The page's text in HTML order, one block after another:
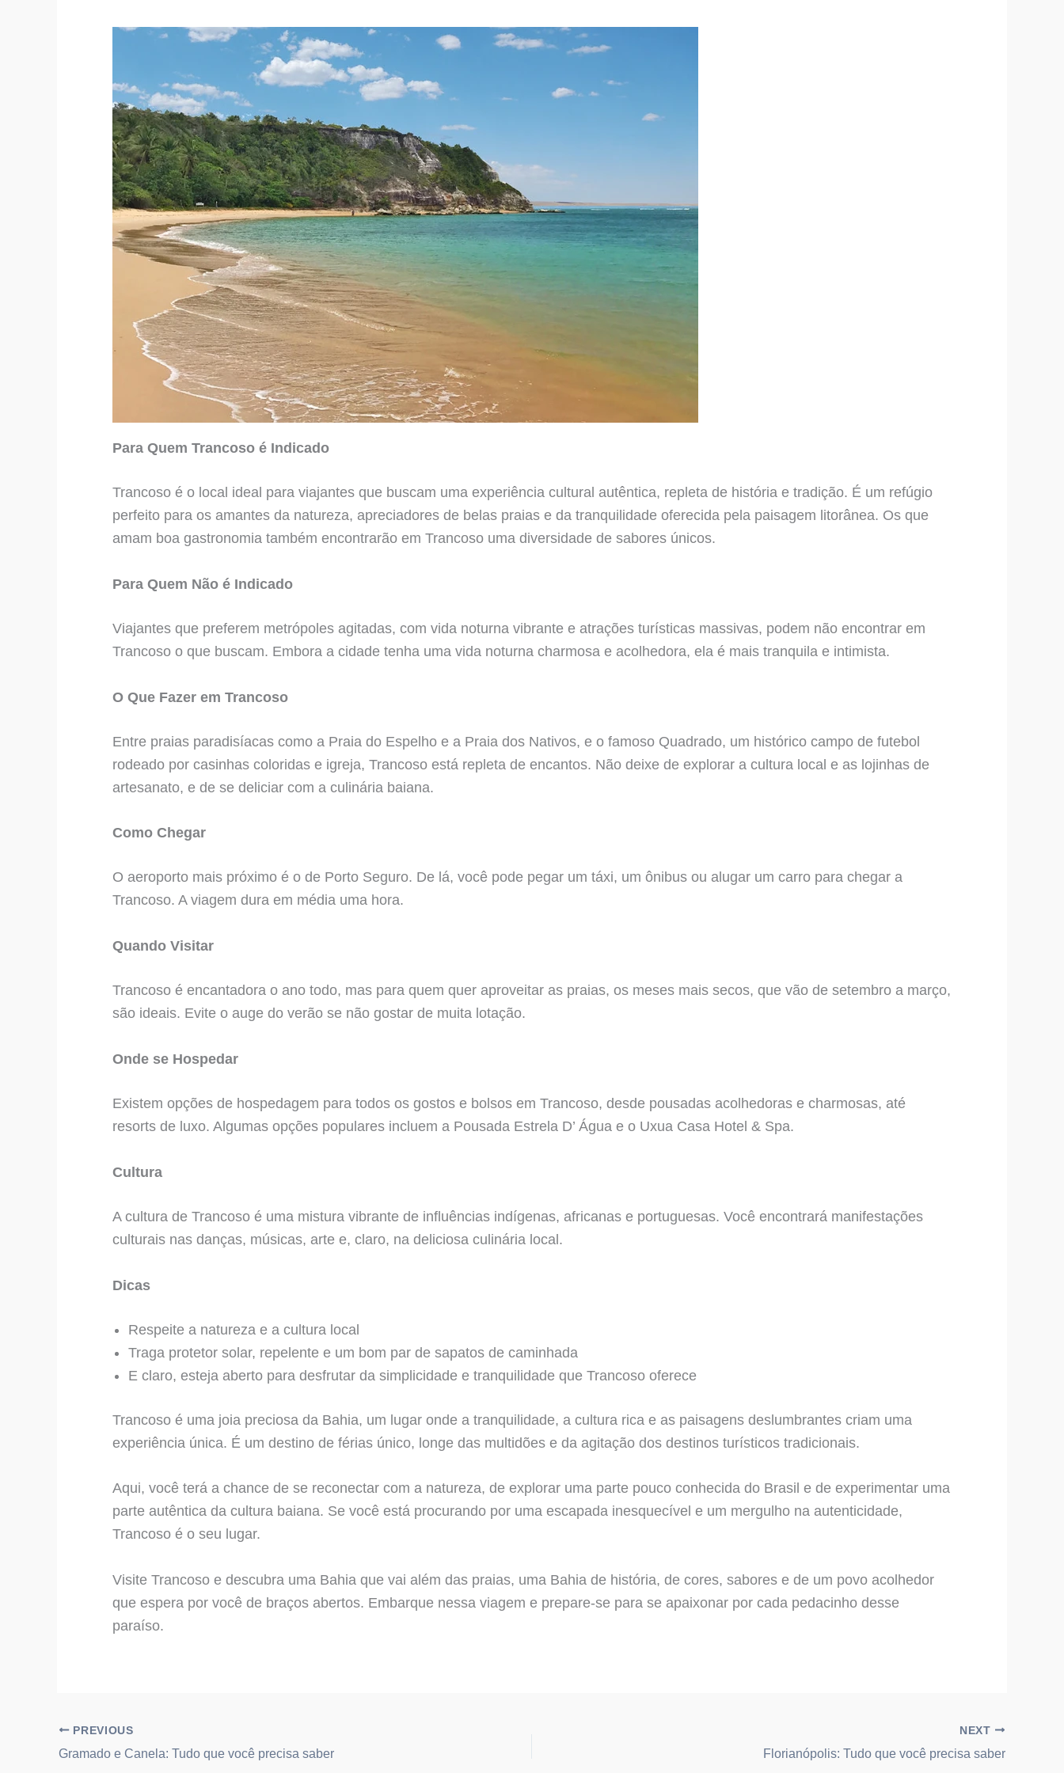
Para Quem Trancoso é Indicado
Trancoso é o local ideal para viajantes que buscam uma experiência cultural autêntica, repleta de história e tradição. É um refúgio
perfeito para os amantes da natureza, apreciadores de belas praias e da tranquilidade oferecida pela paisagem litorânea. Os que
amam boa gastronomia também encontrarão em Trancoso uma diversidade de sabores únicos.
Para Quem Não é Indicado
Viajantes que preferem metrópoles agitadas, com vida noturna vibrante e atrações turísticas massivas, podem não encontrar em
Trancoso o que buscam. Embora a cidade tenha uma vida noturna charmosa e acolhedora, ela é mais tranquila e intimista.
O Que Fazer em Trancoso
Entre praias paradisíacas como a Praia do Espelho e a Praia dos Nativos, e o famoso Quadrado, um histórico campo de futebol
rodeado por casinhas coloridas e igreja, Trancoso está repleta de encantos. Não deixe de explorar a cultura local e as lojinhas de
artesanato, e de se deliciar com a culinária baiana.
Como Chegar
O aeroporto mais próximo é o de Porto Seguro. De lá, você pode pegar um táxi, um ônibus ou alugar um carro para chegar a
Trancoso. A viagem dura em média uma hora.
Quando Visitar
Trancoso é encantadora o ano todo, mas para quem quer aproveitar as praias, os meses mais secos, que vão de setembro a março,
são ideais. Evite o auge do verão se não gostar de muita lotação.
Onde se Hospedar
Existem opções de hospedagem para todos os gostos e bolsos em Trancoso, desde pousadas acolhedoras e charmosas, até
resorts de luxo. Algumas opções populares incluem a Pousada Estrela D’ Água e o Uxua Casa Hotel & Spa.
Cultura
A cultura de Trancoso é uma mistura vibrante de influências indígenas, africanas e portuguesas. Você encontrará manifestações
culturais nas danças, músicas, arte e, claro, na deliciosa culinária local.
Dicas
Respeite a natureza e a cultura local
Traga protetor solar, repelente e um bom par de sapatos de caminhada
E claro, esteja aberto para desfrutar da simplicidade e tranquilidade que Trancoso oferece
Trancoso é uma joia preciosa da Bahia, um lugar onde a tranquilidade, a cultura rica e as paisagens deslumbrantes criam uma
experiência única. É um destino de férias único, longe das multidões e da agitação dos destinos turísticos tradicionais.
Aqui, você terá a chance de se reconectar com a natureza, de explorar uma parte pouco conhecida do Brasil e de experimentar uma
parte autêntica da cultura baiana. Se você está procurando por uma escapada inesquecível e um mergulho na autenticidade,
Trancoso é o seu lugar.
Visite Trancoso e descubra uma Bahia que vai além das praias, uma Bahia de história, de cores, sabores e de um povo acolhedor
que espera por você de braços abertos. Embarque nessa viagem e prepare-se para se apaixonar por cada pedacinho desse
paraíso.
PREVIOUS
Gramado e Canela: Tudo que você precisa saber
NEXT
Florianópolis: Tudo que você precisa saber